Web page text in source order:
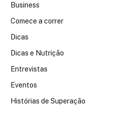
Business
Comece a correr
Dicas
Dicas e Nutrição
Entrevistas
Eventos
Histórias de Superação